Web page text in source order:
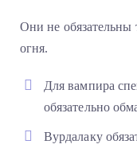
Они не обязательны
огня.
Для вампира
обязательно
Вурдалаку